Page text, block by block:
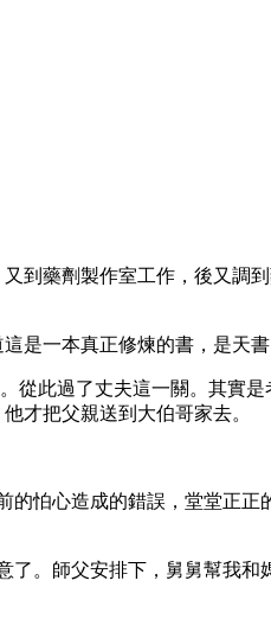
到藥劑製作室工作，後又調
是一本真正修煉的書，是天書
此過了丈夫這一關。其實
才把父親送到大伯哥家去。
怕心造成的錯誤，堂堂正
。師父安排下，舅舅幫我